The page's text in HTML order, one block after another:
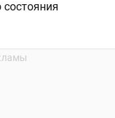
состояния